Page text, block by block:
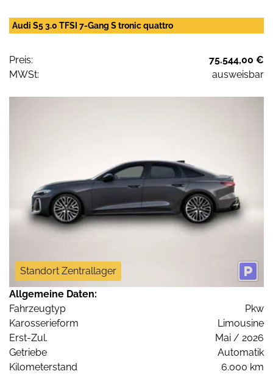
Audi S5 3.0 TFSI 7-Gang S tronic quattro
Preis:
75.544,00 €
MWSt:
ausweisbar
Standort Zentrallager
Allgemeine Daten:
Fahrzeugtyp
Pkw
Karosserieform
Limousine
Erst-Zul.
Mai / 2026
Getriebe
Automatik
Kilometerstand
6.000 km